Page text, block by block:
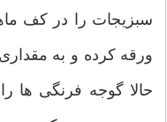
سبزيجات را در كف
ورقه كرده و به مقداری
حالا گوجه فرنگی ها